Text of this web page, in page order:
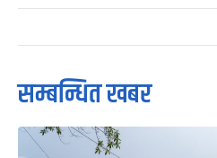
सम्बन्धित खबर